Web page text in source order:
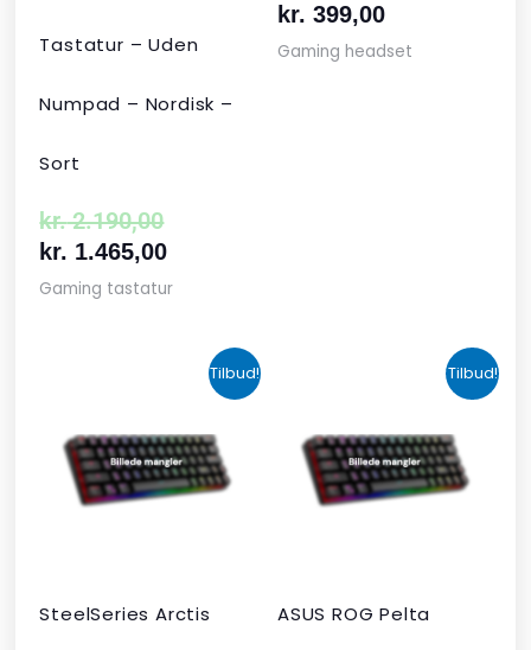
Tastatur – Uden
Numpad – Nordisk –
Sort
kr.2.190,00
kr. 1.465,00
Gaming tastatur
kr. 399,00
Gaming headset
Tilbud!
SteelSeries Arctis
oprindelige
pris
var:
kr. 424,00.
aktuelle
pris
er:
kr. 349,00.
Tilbud!
ASUS ROG Pelta
oprindelige
pris
var:
kr.
aktuelle
pris
er:
kr. 679,00.